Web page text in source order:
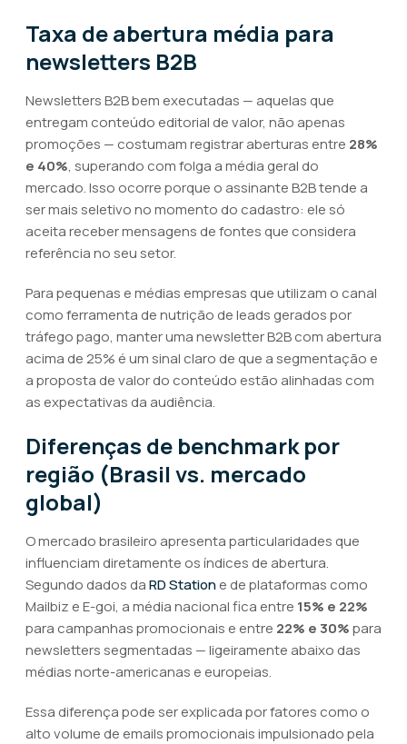
Taxa de abertura média para
newsletters B2B
Newsletters B2B bem executadas — aquelas que
entregam conteúdo editorial de valor, não apenas
promoções — costumam registrar aberturas entre 28%
e 40%, superando com folga a média geral do
mercado. Isso ocorre porque o assinante B2B tende a
ser mais seletivo no momento do cadastro: ele só
aceita receber mensagens de fontes que considera
referência no seu setor.
Para pequenas e médias empresas que utilizam o canal
como ferramenta de nutrição de leads gerados por
tráfego pago, manter uma newsletter B2B com abertura
acima de 25% é um sinal claro de que a segmentação e
a proposta de valor do conteúdo estão alinhadas com
as expectativas da audiência.
Diferenças de benchmark por
região (Brasil vs. mercado
global)
O mercado brasileiro apresenta particularidades que
influenciam diretamente os índices de abertura.
Segundo dados daRD Statione de plataformas como
Mailbiz e E-goi, a média nacional fica entre 15% e 22%
para campanhas promocionais e entre 22% e 30%para
newsletters segmentadas — ligeiramente abaixo das
médias norte-americanas e europeias.
Essa diferença pode ser explicada por fatores como o
alto volume de emails promocionais impulsionado pela